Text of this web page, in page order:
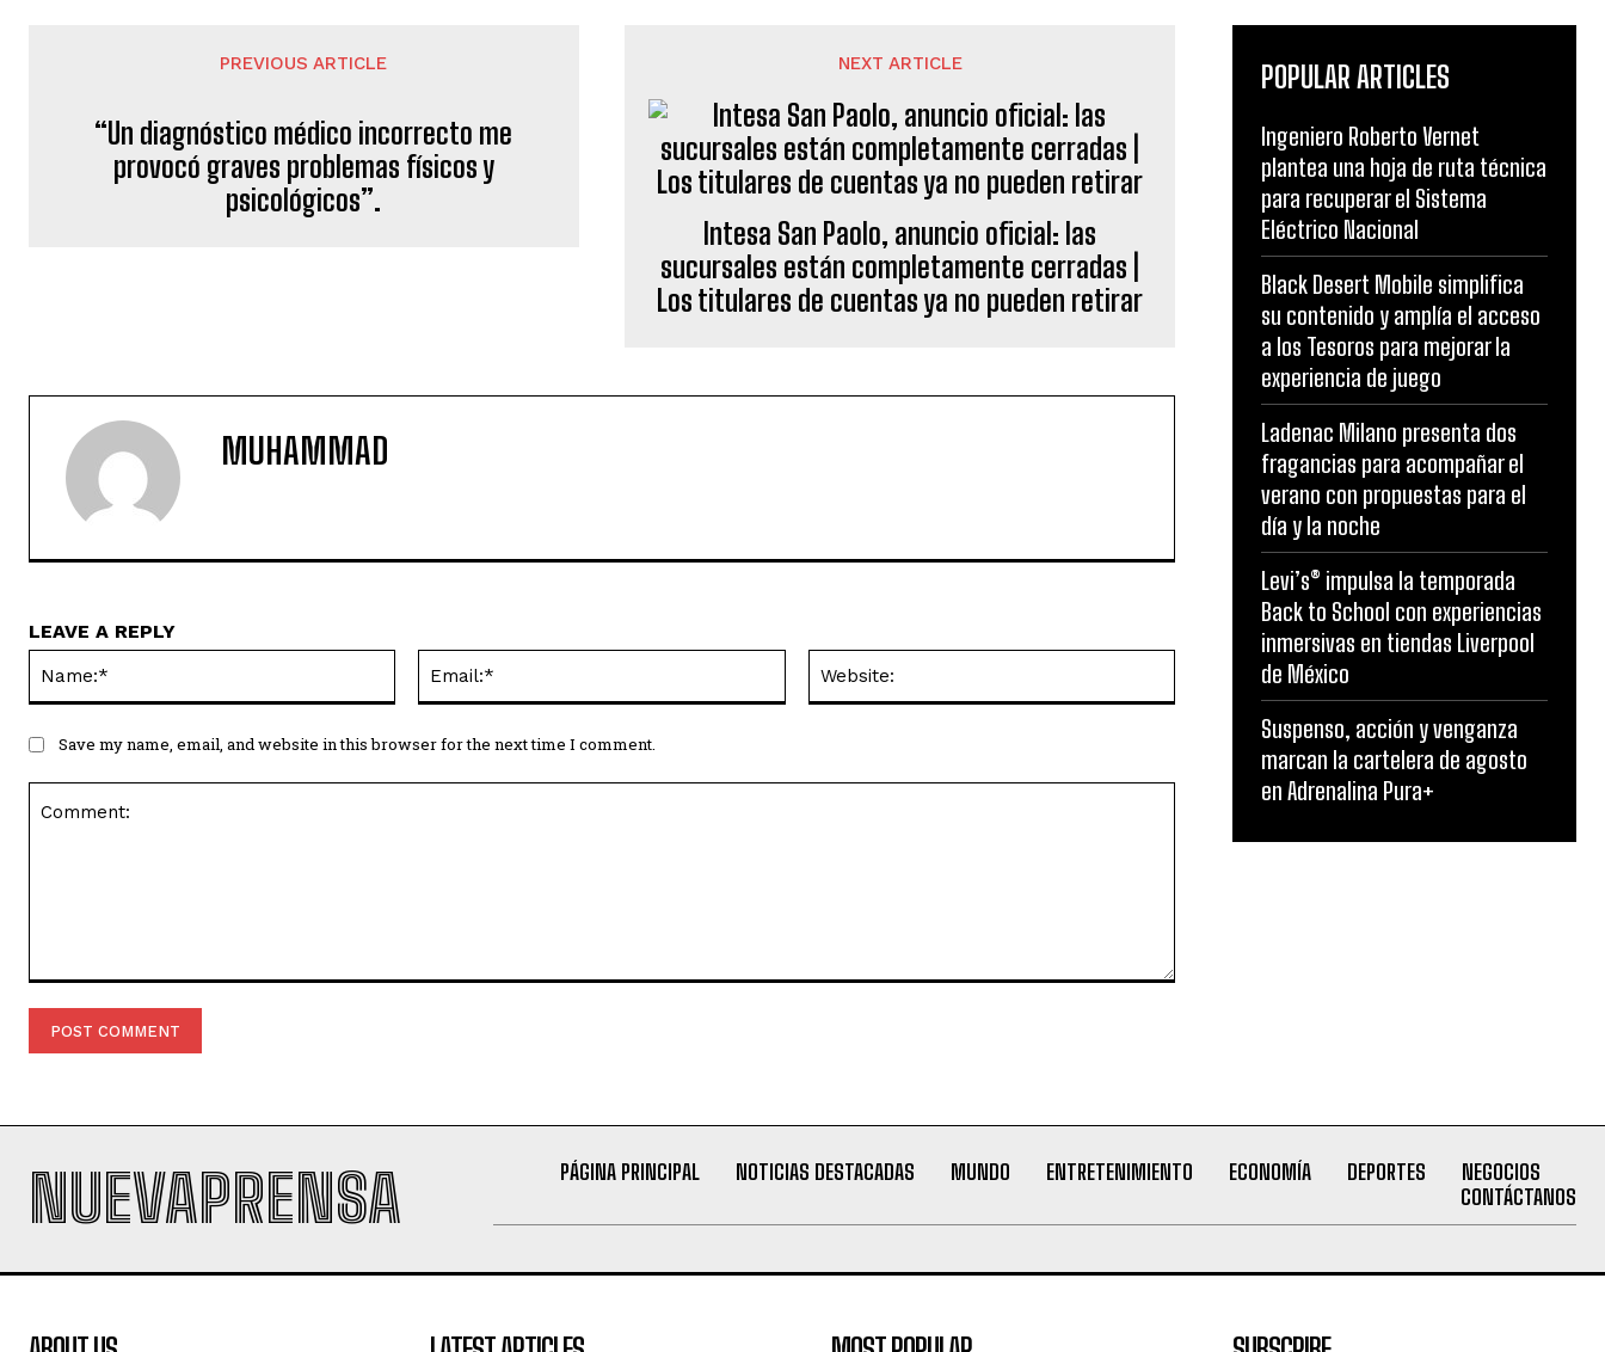
PREVIOUS ARTICLE
“Un diagnóstico médico incorrecto me
provocó graves problemas físicos y
psicológicos”.
NEXT ARTICLE
Intesa San Paolo, anuncio oficial: las
sucursales están completamente cerradas |
Los titulares de cuentas ya no pueden retirar
MUHAMMAD
LEAVE A REPLY
Save my name, email, and website in this browser for the next time I comment.
POPULAR ARTICLES
Ingeniero Roberto Vernet
plantea una hoja de ruta técnica
para recuperar el Sistema
Eléctrico Nacional
Black Desert Mobile simplifica
su contenido y amplía el acceso
a los Tesoros para mejorar la
experiencia de juego
Ladenac Milano presenta dos
fragancias para acompañar el
verano con propuestas para el
día y la noche
Levi’s® impulsa la temporada
Back to School con experiencias
inmersivas en tiendas Liverpool
de México
Suspenso, acción y venganza
marcan la cartelera de agosto
en Adrenalina Pura+
NUEVAPRENSA PÁGINA PRINCIPAL NOTICIAS DESTACADAS MUNDO ENTRETENIMIENTO ECONOMÍA DEPORTES
NEGOCIOS
CONTÁCTANOS